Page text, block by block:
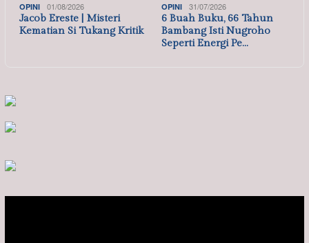
OPINI 01/08/2026
Jacob Ereste | Misteri
Kematian Si Tukang Kritik
OPINI 31/07/2026
6 Buah Buku, 66 Tahun
Bambang Isti Nugroho
Seperti Energi Pe…